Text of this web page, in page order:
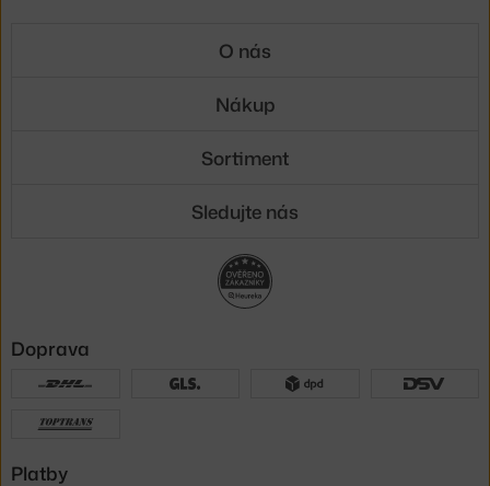
O nás
Nákup
Sortiment
Sledujte nás
Doprava
Platby